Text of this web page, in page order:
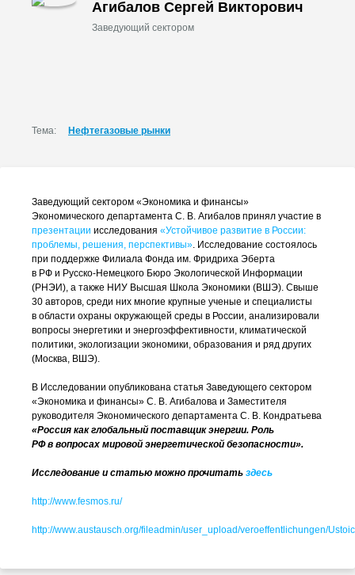
Агибалов Сергей Викторович
Заведующий сектором
Тема: Нефтегазовые рынки
Заведующий сектором «Экономика и финансы»
Экономического департамента С. В. Агибалов принял участие в
презентации исследования «Устойчивое развитие в России:
проблемы, решения, перспективы». Исследование состоялось
при поддержке Филиала Фонда им. Фридриха Эберта
в РФ и Русско-Немецкого Бюро Экологической Информации
(РНЭИ), а также НИУ Высшая Школа Экономики (ВШЭ). Свыше
30 авторов, среди них многие крупные ученые и специалисты
в области охраны окружающей среды в России, анализировали
вопросы энергетики и энергоэффективности, климатической
политики, экологизации экономики, образования и ряд других
(Москва, ВШЭ).
В Исследовании опубликована статья Заведующего сектором
«Экономика и финансы» С. В. Агибалова и Заместителя
руководителя Экономического департамента С. В. Кондратьева
«Россия как глобальный поставщик энергии. Роль
РФ в вопросах мировой энергетической безопасности».
Исследование и статью можно прочитать здесь
http://www.fesmos.ru/
http://www.austausch.org/fileadmin/user_upload/veroeffentlichungen/